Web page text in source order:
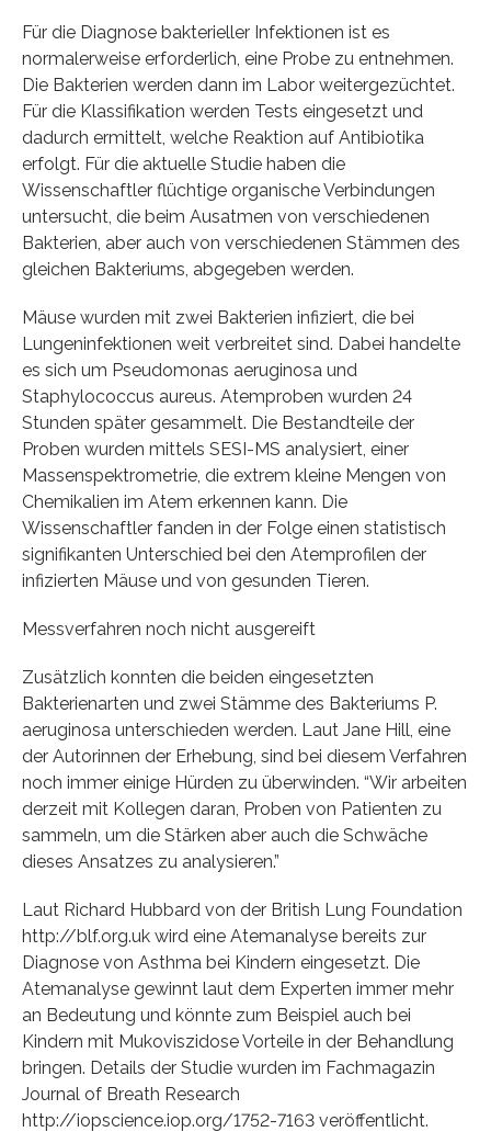
Für die Diagnose bakterieller Infektionen ist es
normalerweise erforderlich, eine Probe zu entnehmen.
Die Bakterien werden dann im Labor weitergezüchtet.
Für die Klassifikation werden Tests eingesetzt und
dadurch ermittelt, welche Reaktion auf Antibiotika
erfolgt. Für die aktuelle Studie haben die
Wissenschaftler flüchtige organische Verbindungen
untersucht, die beim Ausatmen von verschiedenen
Bakterien, aber auch von verschiedenen Stämmen des
gleichen Bakteriums, abgegeben werden.
Mäuse wurden mit zwei Bakterien infiziert, die bei
Lungeninfektionen weit verbreitet sind. Dabei handelte
es sich um Pseudomonas aeruginosa und
Staphylococcus aureus. Atemproben wurden 24
Stunden später gesammelt. Die Bestandteile der
Proben wurden mittels SESI-MS analysiert, einer
Massenspektrometrie, die extrem kleine Mengen von
Chemikalien im Atem erkennen kann. Die
Wissenschaftler fanden in der Folge einen statistisch
signifikanten Unterschied bei den Atemprofilen der
infizierten Mäuse und von gesunden Tieren.
Messverfahren noch nicht ausgereift
Zusätzlich konnten die beiden eingesetzten
Bakterienarten und zwei Stämme des Bakteriums P.
aeruginosa unterschieden werden. Laut Jane Hill, eine
der Autorinnen der Erhebung, sind bei diesem Verfahren
noch immer einige Hürden zu überwinden. “Wir arbeiten
derzeit mit Kollegen daran, Proben von Patienten zu
sammeln, um die Stärken aber auch die Schwäche
dieses Ansatzes zu analysieren.”
Laut Richard Hubbard von der British Lung Foundation
http://blf.org.uk wird eine Atemanalyse bereits zur
Diagnose von Asthma bei Kindern eingesetzt. Die
Atemanalyse gewinnt laut dem Experten immer mehr
an Bedeutung und könnte zum Beispiel auch bei
Kindern mit Mukoviszidose Vorteile in der Behandlung
bringen. Details der Studie wurden im Fachmagazin
Journal of Breath Research
http://iopscience.iop.org/1752-7163 veröffentlicht.